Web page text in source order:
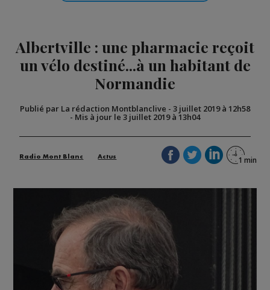
Albertville : une pharmacie reçoit
un vélo destiné...à un habitant de
Normandie
Publié par La rédaction Montblanclive - 3 juillet 2019 à 12h58
- Mis à jour le 3 juillet 2019 à 13h04
Radio Mont Blanc Actus